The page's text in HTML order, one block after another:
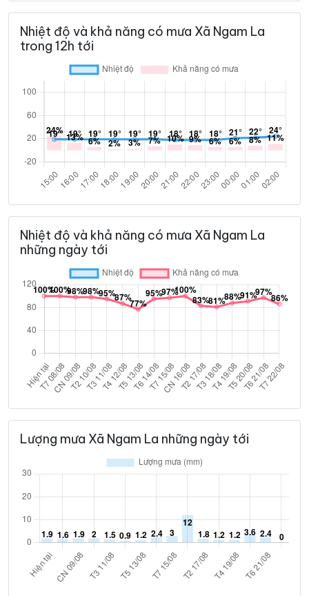
Nhiệt độ và khả năng có mưa Xã Ngam La
trong 12h tới
Nhiệt độ và khả năng có mưa Xã Ngam La
những ngày tới
Lượng mưa Xã Ngam La những ngày tới